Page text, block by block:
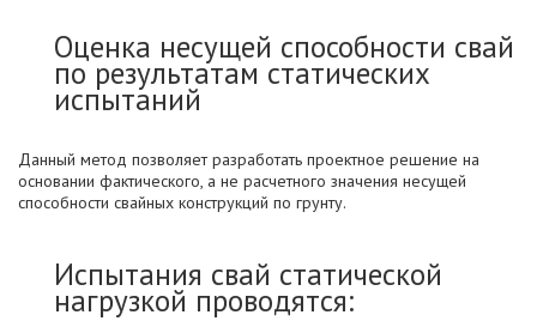
Оценка несущей способности свай
по результатам статических
испытаний
Данный метод позволяет разработать проектное решение на
основании фактического, а не расчетного значения несущей
способности свайных конструкций по грунту.
Испытания свай статической
нагрузкой проводятся: